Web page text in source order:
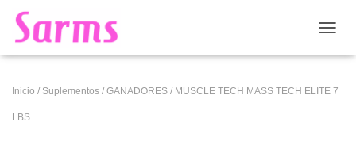
Inicio / Suplementos / GANADORES / MUSCLE TECH MASS TECH ELITE 7
LBS